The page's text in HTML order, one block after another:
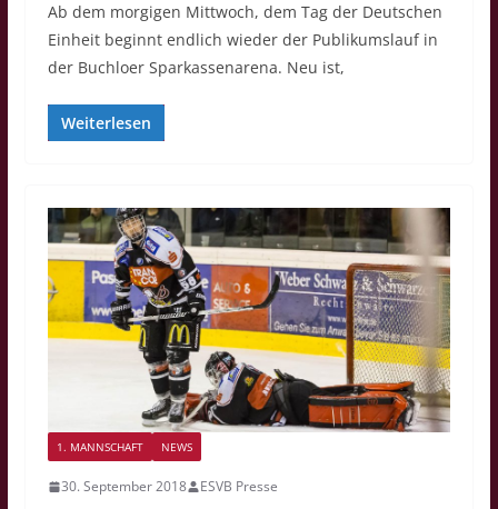
Ab dem morgigen Mittwoch, dem Tag der Deutschen
Einheit beginnt endlich wieder der Publikumslauf in
der Buchloer Sparkassenarena. Neu ist,
Weiterlesen
1. MANNSCHAFT NEWS
30. September 2018 ESVB Presse